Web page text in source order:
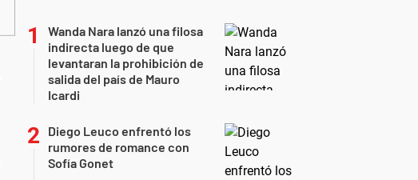
Wanda Nara lanzó una filosa
indirecta luego de que
levantaran la prohibición de
salida del país de Mauro
Icardi
Diego Leuco enfrentó los
rumores de romance con
Sofía Gonet